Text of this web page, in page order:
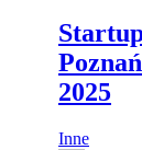
2025
Inne